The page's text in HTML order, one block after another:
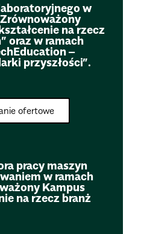
w
na rzecz
oraz w ramach
–
przyszłości”.
ofertowe
pracy maszyn
w ramach
Kampus
na rzecz branż